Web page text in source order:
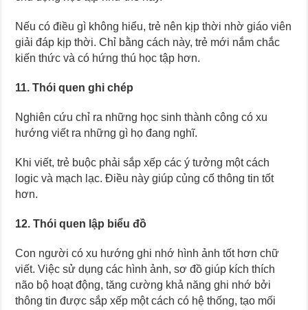
Nếu có điều gì không hiểu, trẻ nên kịp thời nhờ giáo viên
giải đáp kịp thời. Chỉ bằng cách này, trẻ mới nắm chắc
kiến thức và có hứng thú học tập hơn.
11. Thói quen ghi chép
Nghiên cứu chỉ ra những học sinh thành công có xu
hướng viết ra những gì họ đang nghĩ.
Khi viết, trẻ buộc phải sắp xếp các ý tưởng một cách
logic và mạch lạc. Điều này giúp củng cố thông tin tốt
hơn.
12. Thói quen lập biểu đồ
Con người có xu hướng ghi nhớ hình ảnh tốt hơn chữ
viết. Việc sử dụng các hình ảnh, sơ đồ giúp kích thích
não bộ hoạt động, tăng cường khả năng ghi nhớ bởi
thông tin được sắp xếp một cách có hệ thống, tạo mối